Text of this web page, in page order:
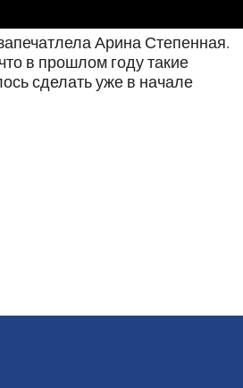
Арина Степенная.
в прошлом году такие
сделать уже в начале